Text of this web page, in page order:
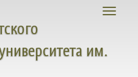
Toggle
им.